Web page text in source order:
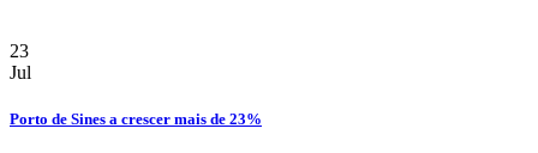
23
Jul
Porto de Sines a crescer mais de 23%